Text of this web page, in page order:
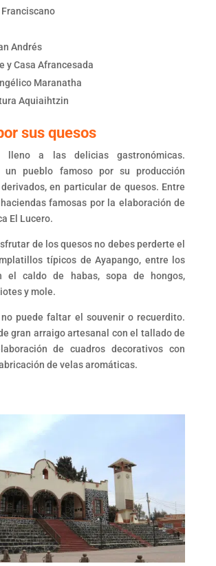
Andrés
y Casa Afrancesada
Maranatha
Aquiaihtzin
sus quesos
lleno a las delicias gastronómicas.
un pueblo famoso por su producción
en particular de quesos. Entre
famosas por la elaboración de
El Lucero.
de los quesos no debes perderte el
típicos de Ayapango, entre los
el caldo de habas, sopa de hongos,
y mole.
puede faltar el souvenir o recuerdito.
gran arraigo artesanal con el tallado de
de cuadros decorativos con
de velas aromáticas.